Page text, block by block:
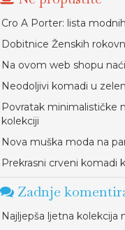
Cro A Porter: lista
Dobitnice Ženskih
Na ovom web shopu
Neodoljivi komadi u
Povratak minimalističke
kolekciji
Nova muška moda na
Prekrasni crveni komadi
Zadnje
Najljepša ljetna kolekcija